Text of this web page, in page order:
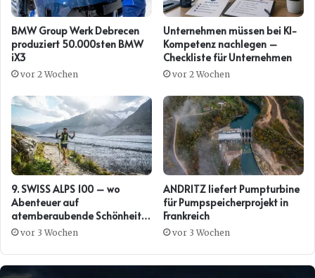
BMW Group Werk Debrecen
produziert 50.000sten BMW
iX3
vor 2 Wochen
Unternehmen müssen bei KI-
Kompetenz nachlegen –
Checkliste für Unternehmen
vor 2 Wochen
9. SWISS ALPS 100 – wo
Abenteuer auf
atemberaubende Schönheit
trifft
vor 3 Wochen
ANDRITZ liefert Pumpturbine
für Pumpspeicherprojekt in
Frankreich
vor 3 Wochen